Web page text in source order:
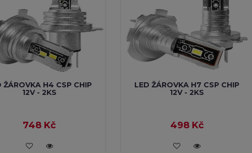
ŽÁROVKA H4 CSP CHIP
12V - 2KS
748 Kč
VLOŽIT DO KOŠÍKU
LED ŽÁROVKA H7 CSP CHIP
12V - 2KS
498 Kč
VLOŽIT DO KOŠÍKU